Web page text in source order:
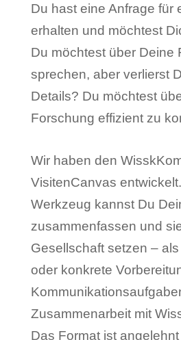
Du hast eine Anfrage für
erhalten und möchtest
Du möchtest über Deine
sprechen, aber verlierst
Details? Du möchtest
Forschung effizient zu
Wir haben den
VisitenCanvas
Werkzeug kannst Du
zusammenfassen und
Gesellschaft setzen –
oder konkrete
Zusammenarbeit mit
Das Format ist